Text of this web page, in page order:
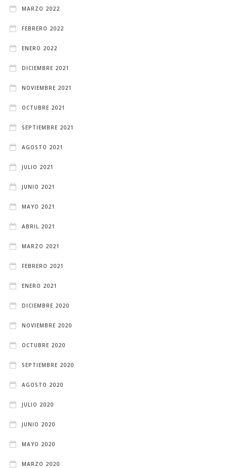
MARZO 2022
FEBRERO 2022
ENERO 2022
DICIEMBRE 2021
NOVIEMBRE 2021
OCTUBRE 2021
SEPTIEMBRE 2021
AGOSTO 2021
JULIO 2021
JUNIO 2021
MAYO 2021
ABRIL 2021
MARZO 2021
FEBRERO 2021
ENERO 2021
DICIEMBRE 2020
NOVIEMBRE 2020
OCTUBRE 2020
SEPTIEMBRE 2020
AGOSTO 2020
JULIO 2020
JUNIO 2020
MAYO 2020
MARZO 2020